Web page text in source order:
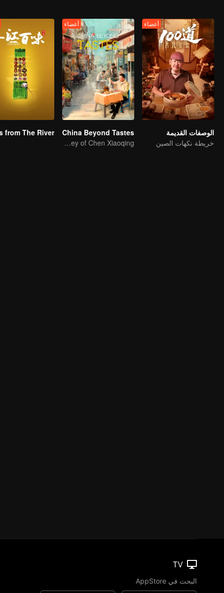
أعضاء
الوصفات القديمة
خريطة نكهات الصين
أعضاء
China Beyond Tastes
Flavor Exploration Journey of Chen Xiaoqing
TV
البحث في AppStore